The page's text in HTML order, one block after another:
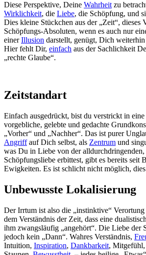
Diese Perspektive, Deine Wahrheit zu
Wirklichkeit, die Liebe, die Schöpfung, und
Dies kleine Stückchen aus der „Zeit“, dieses
Schöpfungs-Absoluten, wenn es auch nur
einerIllusion darstellt, genügt, Dich
Hier fehlt Dir, einfach aus der Sachlichkeit
„rechte Glaube“.
Zeitstandart
Einfach ausgedrückt, bist du verstrickt in eine
vorgebliche, gelebte und gedachte
„Vorher“ und „Nachher“. Das ist purer
Angriffauf Dich selbst, als Zentrum und
was Du in Liebe von der alldurchdringenden,
Schöpfungsliebe erbittest, gibt es bereits seit
Ewigkeiten. Es ist schlicht nicht möglich,
Unbewusste Lokalisierung
Der Irrtum ist also die „instinktive“
dem Verständnis der Zeit, dass eine
ihm zwangsläufig „angehört“. Die Liebe der
jedoch kein „Dann“. Wahres Verständnis,
Intuition, Inspiration, Dankbarkeit,